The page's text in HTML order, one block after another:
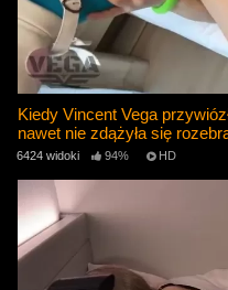
Kiedy Vincent Vega
nawet nie zdążyła się
6424 widoki 94% HD